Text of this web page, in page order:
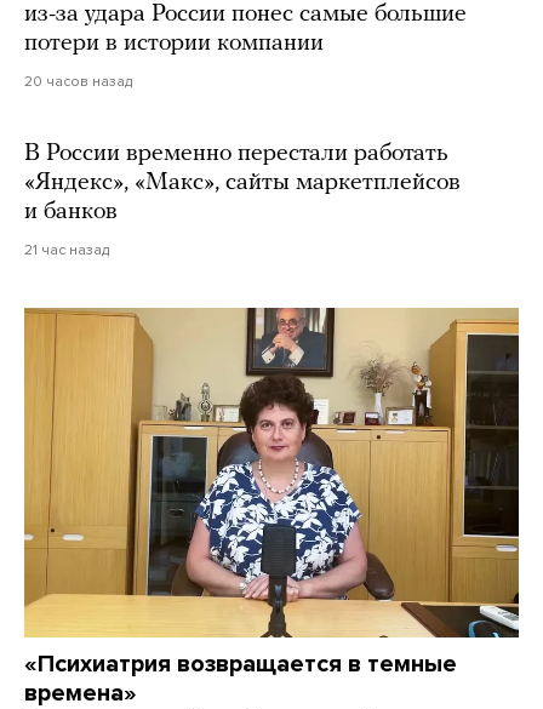
из-за удара России понес самые большие
потери в истории компании
20 часов назад
В России временно перестали работать
«Яндекс», «Макс», сайты маркетплейсов
и банков
21 час назад
«Психиатрия возвращается в темные
времена»